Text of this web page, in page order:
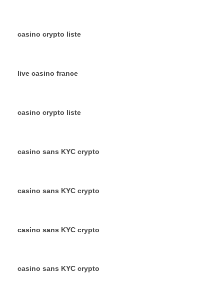
casino crypto liste
live casino france
casino crypto liste
casino sans KYC crypto
casino sans KYC crypto
casino sans KYC crypto
casino sans KYC crypto